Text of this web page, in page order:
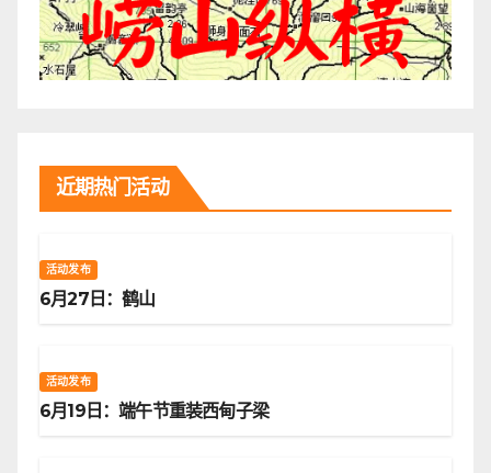
近期热门活动
活动发布
6月27日：鹤山
活动发布
6月19日：端午节重装西甸子梁